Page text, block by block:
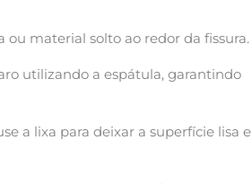
ou material solto ao redor da fissura.
utilizando a espátula, garantindo
a lixa para deixar a superfície lisa e